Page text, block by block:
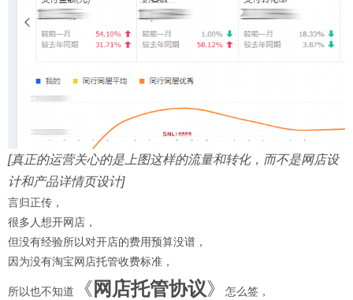
[真正的运营关心的是上图这样的流量和转化，而不是网店设
计和产品详情页设计]
言归正传，
很多人想开网店，
但没有经验所以对开店的费用预算没谱，
因为没有淘宝网店托管收费标准，
所以也不知道 《 网店托管协议》
怎么签，